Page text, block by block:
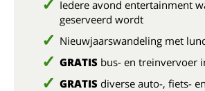
Iedere avond entertainment
geserveerd wordt
Nieuwjaarswandeling met
GRATIS bus- en treinvervoer
GRATIS diverse auto-, fiets-